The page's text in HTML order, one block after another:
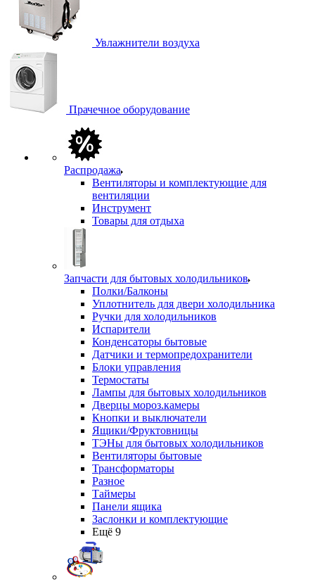
Увлажнители воздуха
Прачечное оборудование
Распродажа
Вентиляторы и комплектующие для
вентиляции
Инструмент
Товары для отдыха
Запчасти для бытовых холодильников
Полки/Балконы
Уплотнитель для двери холодильника
Ручки для холодильников
Испарители
Конденсаторы бытовые
Датчики и термопредохранители
Блоки управления
Термостаты
Лампы для бытовых холодильников
Дверцы мороз.камеры
Кнопки и выключатели
Ящики/Фруктовницы
ТЭНы для бытовых холодильников
Вентиляторы бытовые
Трансформаторы
Разное
Таймеры
Панели ящика
Заслонки и комплектующие
Ещё 9